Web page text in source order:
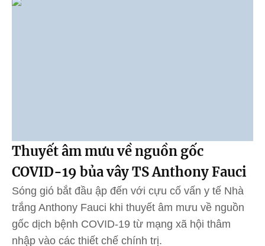
Thuyết âm mưu về nguồn gốc
COVID-19 bủa vây TS Anthony Fauci
Sóng gió bắt đầu ập đến với cựu cố vấn y tế Nhà
trắng Anthony Fauci khi thuyết âm mưu về nguồn
gốc dịch bệnh COVID-19 từ mạng xã hội thâm
nhập vào các thiết chế chính trị.